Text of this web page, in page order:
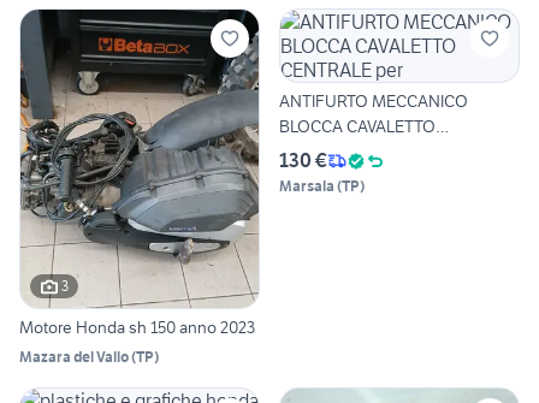
3
Motore Honda sh 150 anno 2023
Mazara del Vallo(TP)
ANTIFURTO MECCANICO
BLOCCA CAVALETTO
CENTRALE per
130 €
Marsala (TP)